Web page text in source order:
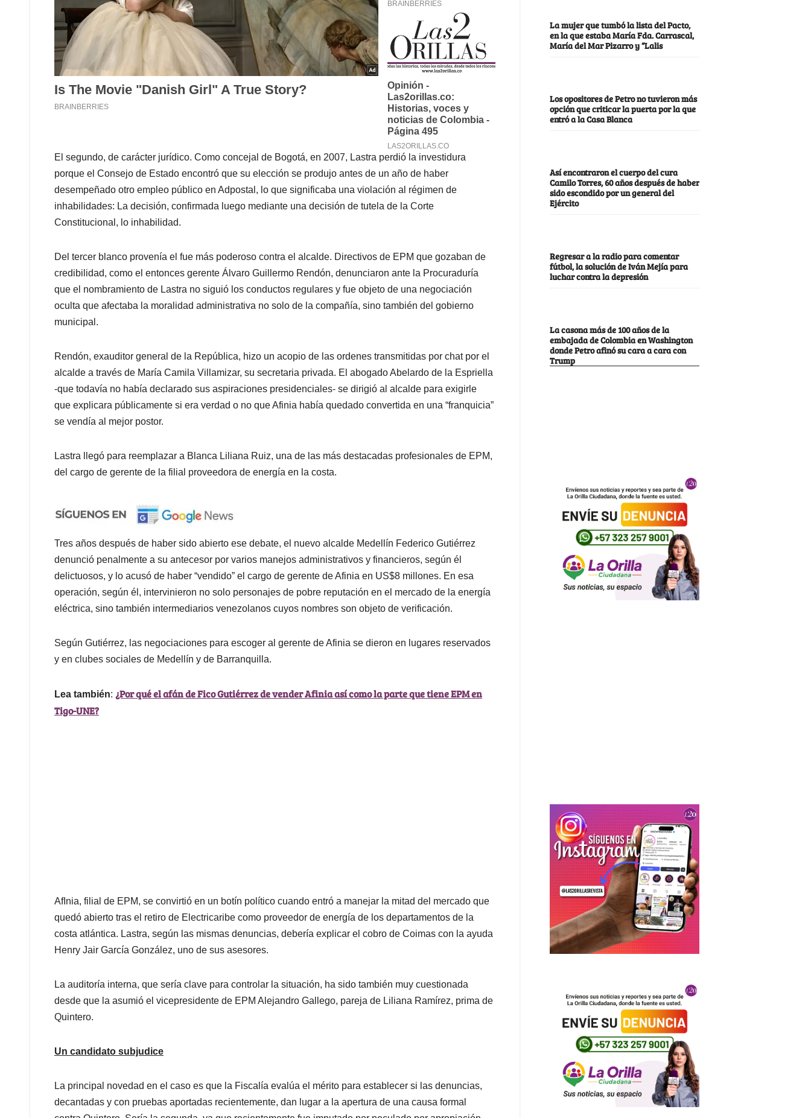
El segundo, de carácter jurídico. Como concejal de Bogotá, en 2007, Lastra perdió la investidura
porque el Consejo de Estado encontró que su elección se produjo antes de un año de haber
desempeñado otro empleo público en Adpostal, lo que significaba una violación al régimen de
inhabilidades: La decisión, confirmada luego mediante una decisión de tutela de la Corte
Constitucional, lo inhabilidad.
Del tercer blanco provenía el fue más poderoso contra el alcalde. Directivos de EPM que gozaban de
credibilidad, como el entonces gerente Álvaro Guillermo Rendón, denunciaron ante la Procuraduría
que el nombramiento de Lastra no siguió los conductos regulares y fue objeto de una negociación
oculta que afectaba la moralidad administrativa no solo de la compañía, sino también del gobierno
municipal.
Rendón, exauditor general de la República, hizo un acopio de las ordenes transmitidas por chat por el
alcalde a través de María Camila Villamizar, su secretaria privada. El abogado Abelardo de la Espriella
-que todavía no había declarado sus aspiraciones presidenciales- se dirigió al alcalde para exigirle
que explicara públicamente si era verdad o no que Afinia había quedado convertida en una “franquicia”
se vendía al mejor postor.
Lastra llegó para reemplazar a Blanca Liliana Ruiz, una de las más destacadas profesionales de EPM,
del cargo de gerente de la filial proveedora de energía en la costa.
Tres años después de haber sido abierto ese debate, el nuevo alcalde Medellín Federico Gutiérrez
denunció penalmente a su antecesor por varios manejos administrativos y financieros, según él
delictuosos, y lo acusó de haber “vendido” el cargo de gerente de Afinia en US$8 millones. En esa
operación, según él, intervinieron no solo personajes de pobre reputación en el mercado de la energía
eléctrica, sino también intermediarios venezolanos cuyos nombres son objeto de verificación.
Según Gutiérrez, las negociaciones para escoger al gerente de Afinia se dieron en lugares reservados
y en clubes sociales de Medellín y de Barranquilla.
Lea también: ¿Por qué el afán de Fico Gutiérrez de vender Afinia así como la parte que tiene EPM en
Tigo-UNE?
AfInia, filial de EPM, se convirtió en un botín político cuando entró a manejar la mitad del mercado que
quedó abierto tras el retiro de Electricaribe como proveedor de energía de los departamentos de la
costa atlántica. Lastra, según las mismas denuncias, debería explicar el cobro de Coimas con la ayuda
Henry Jair García González, uno de sus asesores.
La auditoría interna, que sería clave para controlar la situación, ha sido también muy cuestionada
desde que la asumió el vicepresidente de EPM Alejandro Gallego, pareja de Liliana Ramírez, prima de
Quintero.
Un candidato subjudice
La principal novedad en el caso es que la Fiscalía evalúa el mérito para establecer si las denuncias,
decantadas y con pruebas aportadas recientemente, dan lugar a la apertura de una causa formal
La mujer que tumbó la lista del Pacto,
en la que estaba María Fda. Carrascal,
María del Mar Pizarro y “Lalis
Los opositores de Petro no tuvieron más
opción que criticar la puerta por la que
entró a la Casa Blanca
Así encontraron el cuerpo del cura
Camilo Torres, 60 años después de haber
sido escondido por un general del
Ejército
Regresar a la radio para comentar
fútbol, la solución de Iván Mejía para
luchar contra la depresión
La casona más de 100 años de la
embajada de Colombia en Washington
donde Petro afinó su cara a cara con
Trump